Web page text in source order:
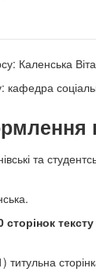
Каленська
кафедра
та
сторінок тексту
титульна